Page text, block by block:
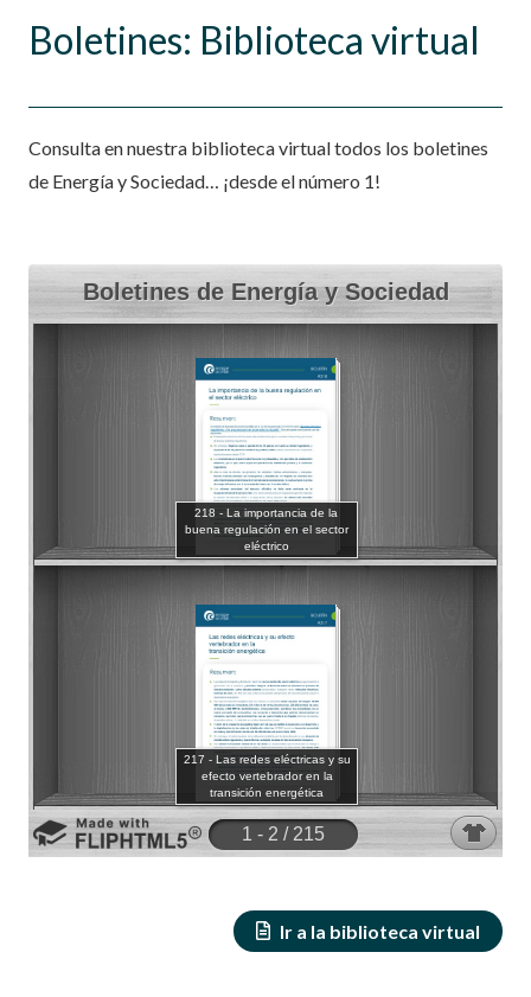
Boletines: Biblioteca virtual
Consulta en nuestra biblioteca virtual todos los boletines
de Energía y Sociedad… ¡desde el número 1!
Ir a la biblioteca virtual